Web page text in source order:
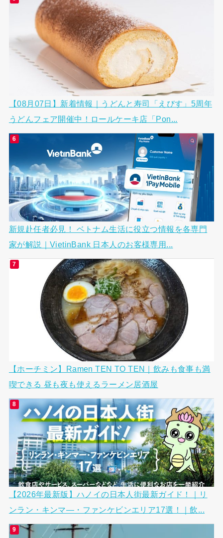
【08月07日】新着情報｜うどんと寿司「えびす」5周年
うどんフェア開催中！ロールケーキ店「Pon...
新規赴任者必見！ ベトナム生活に役立つ情報を各専門
家が解説｜VietinBank 日本人のお客様専用...
【ホーチミン】Ramen TEN TO TEN｜飲みも食事も満
喫できる 昼も夜も使えるラーメン居酒屋
【2026年最新版】ハノイの日本人街最新ガイド！｜リ
ンラン・キンマ―・ファンケビンエリア17選！｜飲...